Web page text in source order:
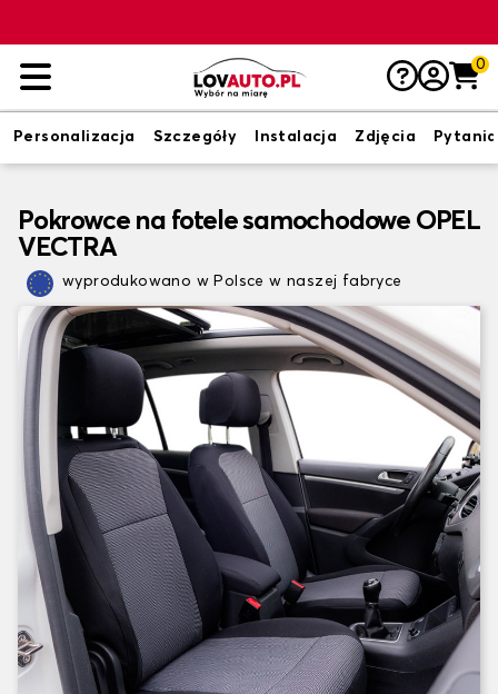
0
Personalizacja Szczegóły Instalacja Zdjęcia Pytania
Pokrowce na fotele samochodowe OPEL
VECTRA
wyprodukowano w Polsce w naszej fabryce